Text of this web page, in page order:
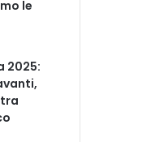
le
2025: